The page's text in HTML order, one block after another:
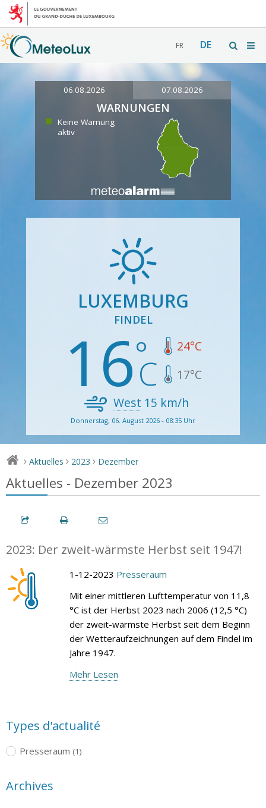
FR DE
06.08.2026 07.08.2026
WARNUNGEN
Keine Warnung
aktiv
LUXEMBURG
FINDEL
16 24°C
17°C
West 15 km/h
Donnerstag, 06. August 2026 - 08:35 Uhr
> Aktuelles > 2023 > Dezember
Aktuelles - Dezember 2023
2023: Der zweit-wärmste Herbst seit 1947!
1-12-2023 Presseraum
Mit einer mittleren Lufttemperatur von 11,8
°C ist der Herbst 2023 nach 2006 (12,5 °C)
der zweit-wärmste Herbst seit dem Beginn
der Wetteraufzeichnungen auf dem Findel im
Jahre 1947.
Mehr Lesen
Types d'actualité
Presseraum (1)
Archives